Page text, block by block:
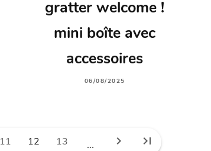
gratter welcome !
mini boîte avec
accessoires
06/08/2025
11 12 13 ... chevron_right last_page